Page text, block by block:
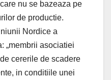
nu se bazeaza pe
de productie.
Nordice a
„membrii asociatiei
cererile de scadere
in conditiile unei